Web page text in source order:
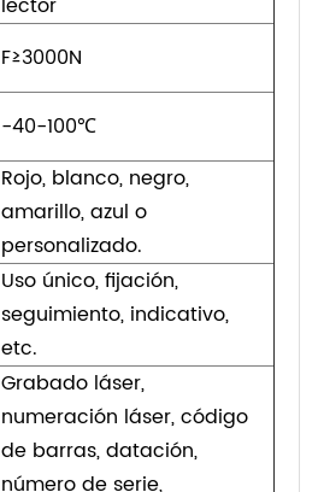
lector
F≥3000N
-40-100℃
Rojo, blanco, negro,
amarillo, azul o
personalizado.
Uso único, fijación,
seguimiento, indicativo,
etc.
Grabado láser,
numeración láser, código
de barras, datación,
número de serie,